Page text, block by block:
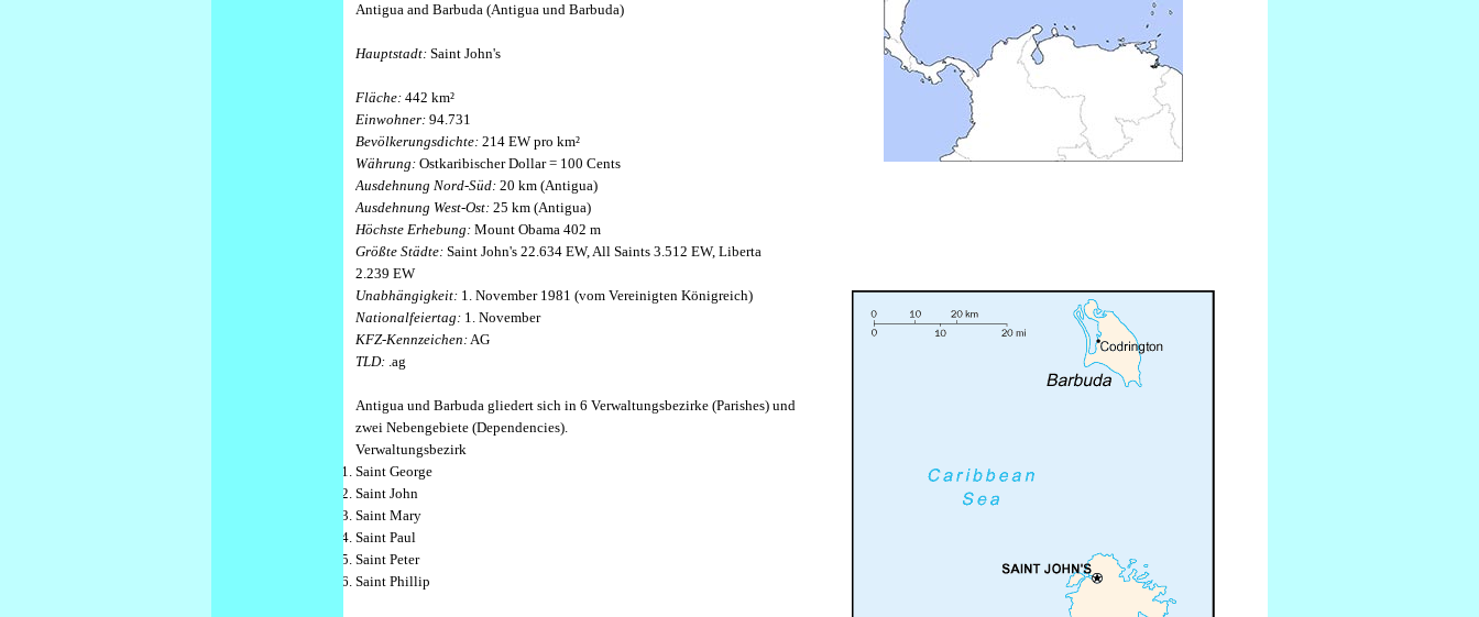
Antigua and Barbuda (Antigua und Barbuda)
Hauptstadt: Saint John's
Fläche: 442 km²
Einwohner: 94.731
Bevölkerungsdichte: 214 EW pro km²
Währung: Ostkaribischer Dollar = 100 Cents
Ausdehnung Nord-Süd: 20 km (Antigua)
Ausdehnung West-Ost: 25 km (Antigua)
Höchste Erhebung: Mount Obama 402 m
Größte Städte: Saint John's 22.634 EW, All Saints 3.512 EW, Liberta
2.239 EW
Unabhängigkeit: 1. November 1981 (vom Vereinigten Königreich)
Nationalfeiertag: 1. November
KFZ-Kennzeichen:AG
TLD: .ag
Antigua und Barbuda gliedert sich in 6 Verwaltungsbezirke (Parishes) und
zwei Nebengebiete (Dependencies).
Verwaltungsbezirk
Saint George
Saint John
Saint Mary
Saint Paul
Saint Peter
Saint Phillip